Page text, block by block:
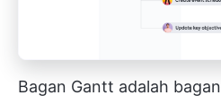
Bagan Gantt adalah